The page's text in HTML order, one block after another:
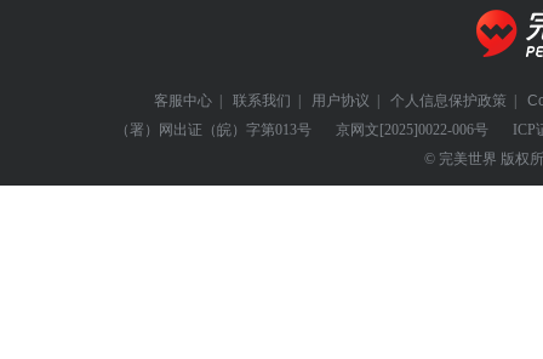
客服中心 | 联系我们 | 用户协议 | 个人信息保护政策 |
（署）网出证（皖）字第013号
京网文[2025]0022-006号
ICP
© 完美世界 版权所